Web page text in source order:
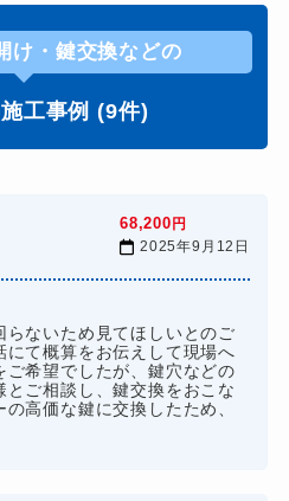
け・鍵交換などの
工事例 (9件)
68,200 円
2025年9月12日
らないため見てほしいとのご
て概算をお伝えして現場へ
希望でしたが、鍵穴などの
ご相談し、鍵交換をおこな
高価な鍵に交換したため、